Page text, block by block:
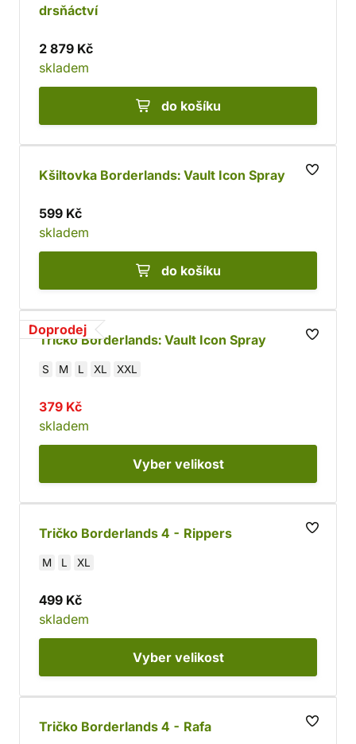
drsňáctví
2 879 Kč
skladem
do košíku
Kšiltovka Borderlands: Vault Icon Spray
599 Kč
skladem
do košíku
Doprodej
Tričko Borderlands: Vault Icon Spray
S M L XL XXL
379 Kč
skladem
Vyber velikost
Tričko Borderlands 4 - Rippers
M L XL
499 Kč
skladem
Vyber velikost
Tričko Borderlands 4 - Rafa